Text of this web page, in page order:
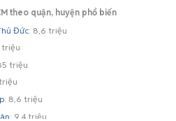
theo quận, huyện phổ biến
Đức: 8,6 triệu
triệu
triệu
: 8,6 triệu
: 9,4 triệu